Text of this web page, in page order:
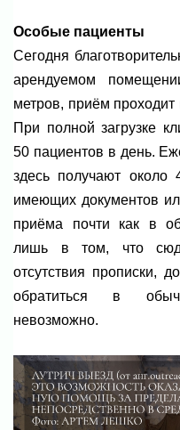
Особые пациенты
Сегодня
арендуемом
метров, приём проходит
При полной загрузке
50 пациентов в день.
здесь получают
имеющих документов
приёма почти как в
лишь в том, что
отсутствия прописки,
обратиться в
невозможно.